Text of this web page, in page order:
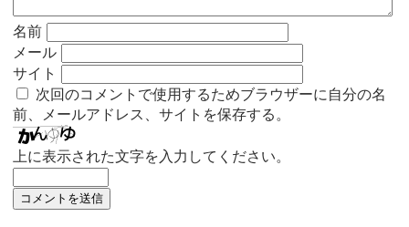
名前
メール
サイト
次回のコメントで使用するためブラウザーに自分の名
前、メールアドレス、サイトを保存する。
上に表示された文字を入力してください。